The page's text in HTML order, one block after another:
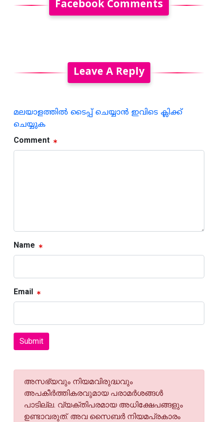
Facebook Comments
Leave A Reply
മലയാളത്തില്‍ ടൈപ്പ് ചെയ്യാന്‍ ഇവിടെ ക്ലിക്ക്
ചെയ്യുക
Comment
Name
Email
Submit
അസഭ്യവും നിയമവിരുദ്ധവും
അപകീര്‍ത്തികരവുമായ പരാമര്‍ശങ്ങള്‍
പാടില്ല. വ്യക്തിപരമായ അധിക്ഷേപങ്ങളും
ഉണ്ടാവരുത്. അവ സൈബര്‍ നിയമപ്രകാരം